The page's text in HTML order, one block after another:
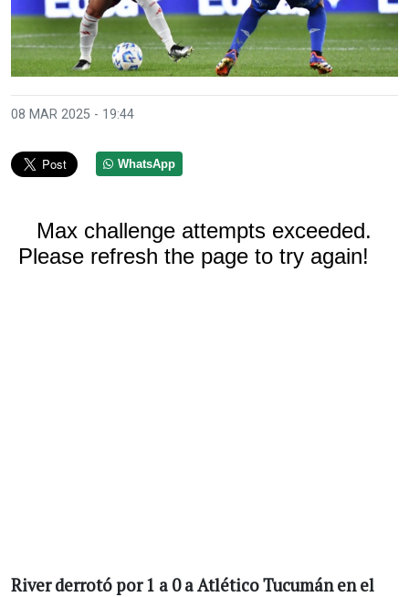
08 MAR 2025 - 19:44
WhatsApp
River derrotó por 1 a 0 a Atlético Tucumán en el